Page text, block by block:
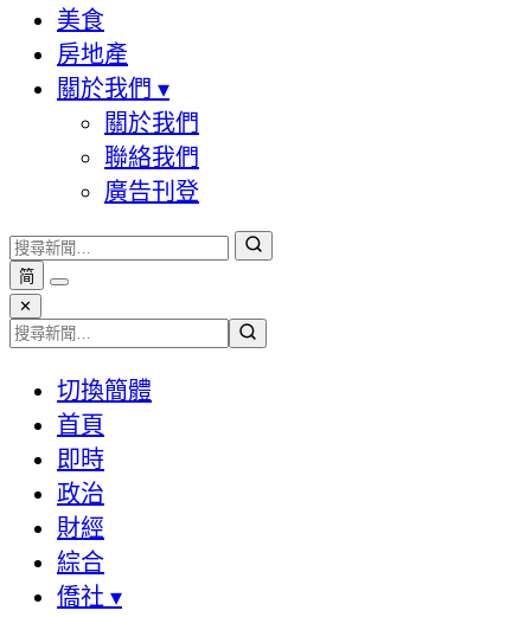
美食
房地產
關於我們 ▾
關於我們
聯絡我們
廣告刊登
简
✕
切換簡體
首頁
即時
政治
財經
綜合
僑社 ▾